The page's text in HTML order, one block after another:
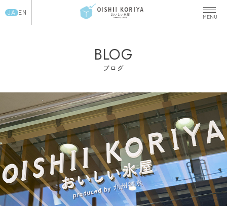
EN
JA
BLOG
ブログ